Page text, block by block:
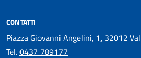
CONTATTI
Piazza Giovanni Angelini, 1, 32012
Tel.0437 789177